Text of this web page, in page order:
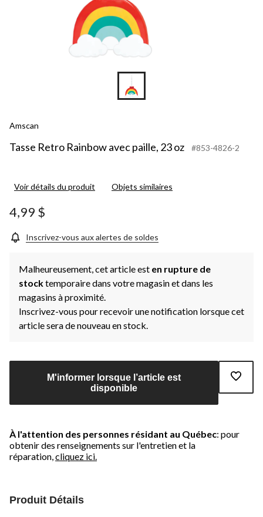
Amscan
Tasse Retro Rainbow avec paille, 23 oz #853-4826-2
Voir détails du produit Objets similaires
4,99 $
Inscrivez-vous aux alertes de soldes
Malheureusement, cet article est en rupture de
stocktemporaire dans votre magasin et dans les
magasins à proximité.
Inscrivez-vous pour recevoir une notification lorsque cet
article sera de nouveau en stock.
M'informer lorsque l’article est
disponible
À l'attention des personnes résidant au Québec: pour
obtenir des renseignements sur l'entretien et la
réparation, cliquez ici.
Produit Détails